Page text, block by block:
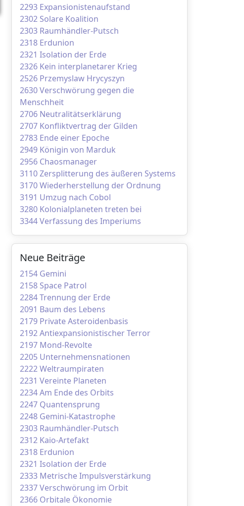
2293 Expansionistenaufstand
2302 Solare Koalition
2303 Raumhändler-Putsch
2318 Erdunion
2321 Isolation der Erde
2326 Kein interplanetarer Krieg
2526 Przemyslaw Hrycyszyn
2630 Verschwörung gegen die
Menschheit
2706 Neutralitätserklärung
2707 Konfliktvertrag der Gilden
2783 Ende einer Epoche
2949 Königin von Marduk
2956 Chaosmanager
3110 Zersplitterung des äußeren Systems
3170 Wiederherstellung der Ordnung
3191 Umzug nach Cobol
3280 Kolonialplaneten treten bei
3344 Verfassung des Imperiums
Neue Beiträge
2154 Gemini
2158 Space Patrol
2284 Trennung der Erde
2091 Baum des Lebens
2179 Private Asteroidenbasis
2192 Antiexpansionistischer Terror
2197 Mond-Revolte
2205 Unternehmensnationen
2222 Weltraumpiraten
2231 Vereinte Planeten
2234 Am Ende des Orbits
2247 Quantensprung
2248 Gemini-Katastrophe
2303 Raumhändler-Putsch
2312 Kaio-Artefakt
2318 Erdunion
2321 Isolation der Erde
2333 Metrische Impulsverstärkung
2337 Verschwörung im Orbit
2366 Orbitale Ökonomie